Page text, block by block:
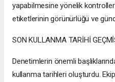
yapabilmesine yönelik
etiketlerinin görünürlüğü ve
SON KULLANMA TARİHİ
Denetimlerin önemli
kullanma tarihleri oluşturdu.